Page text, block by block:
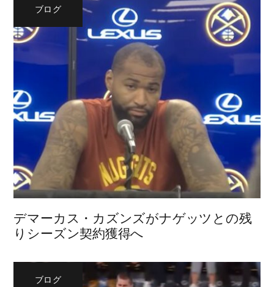
ブログ
デマーカス・カズンズがナゲッツとの残
りシーズン契約獲得へ
ブログ